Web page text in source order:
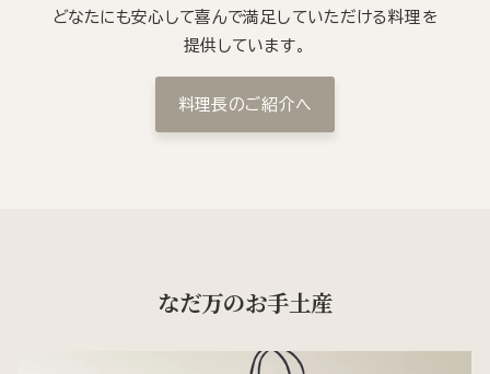
どなたにも安心して喜んで満足していただける料理を
提供しています。
料理長のご紹介へ
なだ万のお手土産